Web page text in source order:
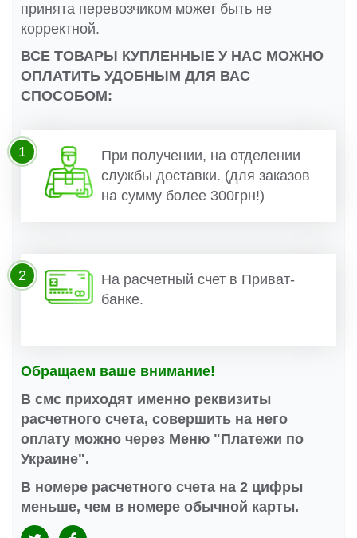
принята перевозчиком может быть не
корректной.
ВСЕ ТОВАРЫ КУПЛЕННЫЕ У НАС МОЖНО
ОПЛАТИТЬ УДОБНЫМ ДЛЯ ВАС
СПОСОБОМ:
При получении, на отделении
службы доставки. (для заказов
на сумму более 300грн!)
1
На расчетный счет в Приват-
банке.
2
Обращаем ваше внимание!
В смс приходят именно реквизиты
расчетного счета, совершить на него
оплату можно через Меню "Платежи по
Украине".
В номере расчетного счета на 2 цифры
меньше, чем в номере обычной карты.